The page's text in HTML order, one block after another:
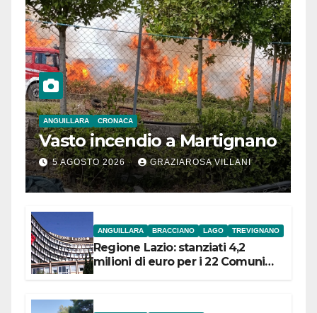
ANGUILLARA CRONACA
Vasto incendio a Martignano
5 AGOSTO 2026 GRAZIAROSA VILLANI
ANGUILLARA BRACCIANO LAGO TREVIGNANO
Regione Lazio: stanziati 4,2
milioni di euro per i 22 Comuni